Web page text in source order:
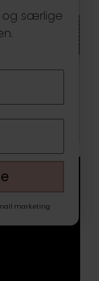
og særlige
marketing